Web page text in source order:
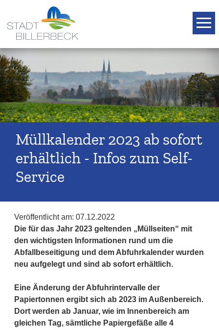
Müllkalender 2023 ab sofort
erhältlich - Infos zum Self-
Service
Veröffentlicht am: 07.12.2022
Die für das Jahr 2023 geltenden „Müllseiten“ mit
den wichtigsten Informationen rund um die
Abfallbeseitigung und dem Abfuhrkalender wurden
neu aufgelegt und sind ab sofort erhältlich.
Eine Änderung der Abfuhrintervalle der
Papiertonnen ergibt sich ab 2023 im Außenbereich.
Dort werden ab Januar, wie im Innenbereich am
gleichen Tag, sämtliche Papiergefäße alle 4